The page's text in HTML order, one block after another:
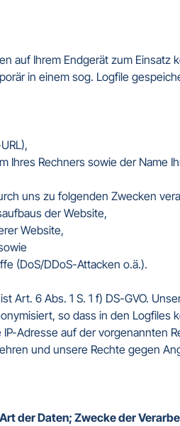
auf Ihrem Endgerät zum
in einem sog. Logfile
Ihres Rechners sowie der Name
uns zu folgenden Zwecken
der Website,
Website,
(DoS/DDoS-Attacken o.ä.).
Art. 6 Abs. 1 S. 1 f) DS-GVO.
so dass in den
Adresse auf der
und unsere Rechte gegen
der Daten; Zwecke der